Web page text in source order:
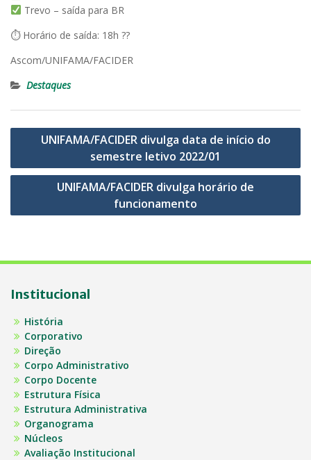
Trevo – saída para BR
⏱ Horário de saída: 18h ??
Ascom/UNIFAMA/FACIDER
Destaques
Navegação
Post
UNIFAMA/FACIDER divulga data de início do
semestre letivo 2022/01
UNIFAMA/FACIDER divulga horário de
funcionamento
Institucional
História
Corporativo
Direção
Corpo Administrativo
Corpo Docente
Estrutura Física
Estrutura Administrativa
Organograma
Núcleos
Avaliação Institucional